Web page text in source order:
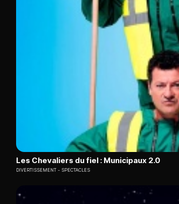
Les Chevaliers du fiel : Municipaux 2.0
DIVERTISSEMENT SPECTACLES